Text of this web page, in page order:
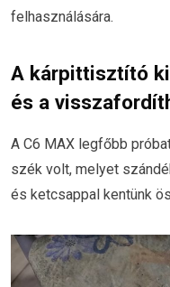
felhasználására.
A kárpittisztító
és a
A C6 MAX legfőbb
szék volt, melyet
és ketcsappal kentünk